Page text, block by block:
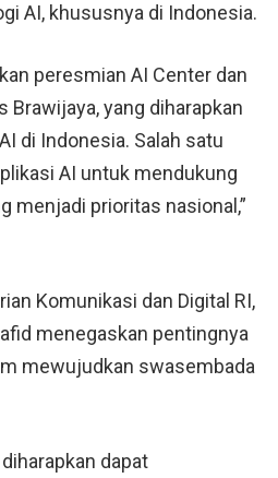
AI, khususnya di Indonesia.
peresmian AI Center dan
Brawijaya, yang diharapkan
di Indonesia. Salah satu
AI untuk mendukung
menjadi prioritas nasional,”
Komunikasi dan Digital RI,
menegaskan pentingnya
mewujudkan swasembada
dapat